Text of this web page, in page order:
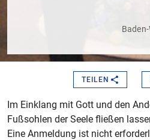
TEILEN
Im Einklang mit Gott und den
Fußsohlen der Seele fließen
Eine Anmeldung ist nicht